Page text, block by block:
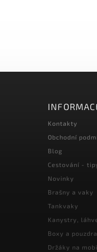
Kontakty
Obchodní
Blog
Cestování -
Novinky
Brašny a vaky
Tankvaky
Kanystry,
Boxy a
Držáky na